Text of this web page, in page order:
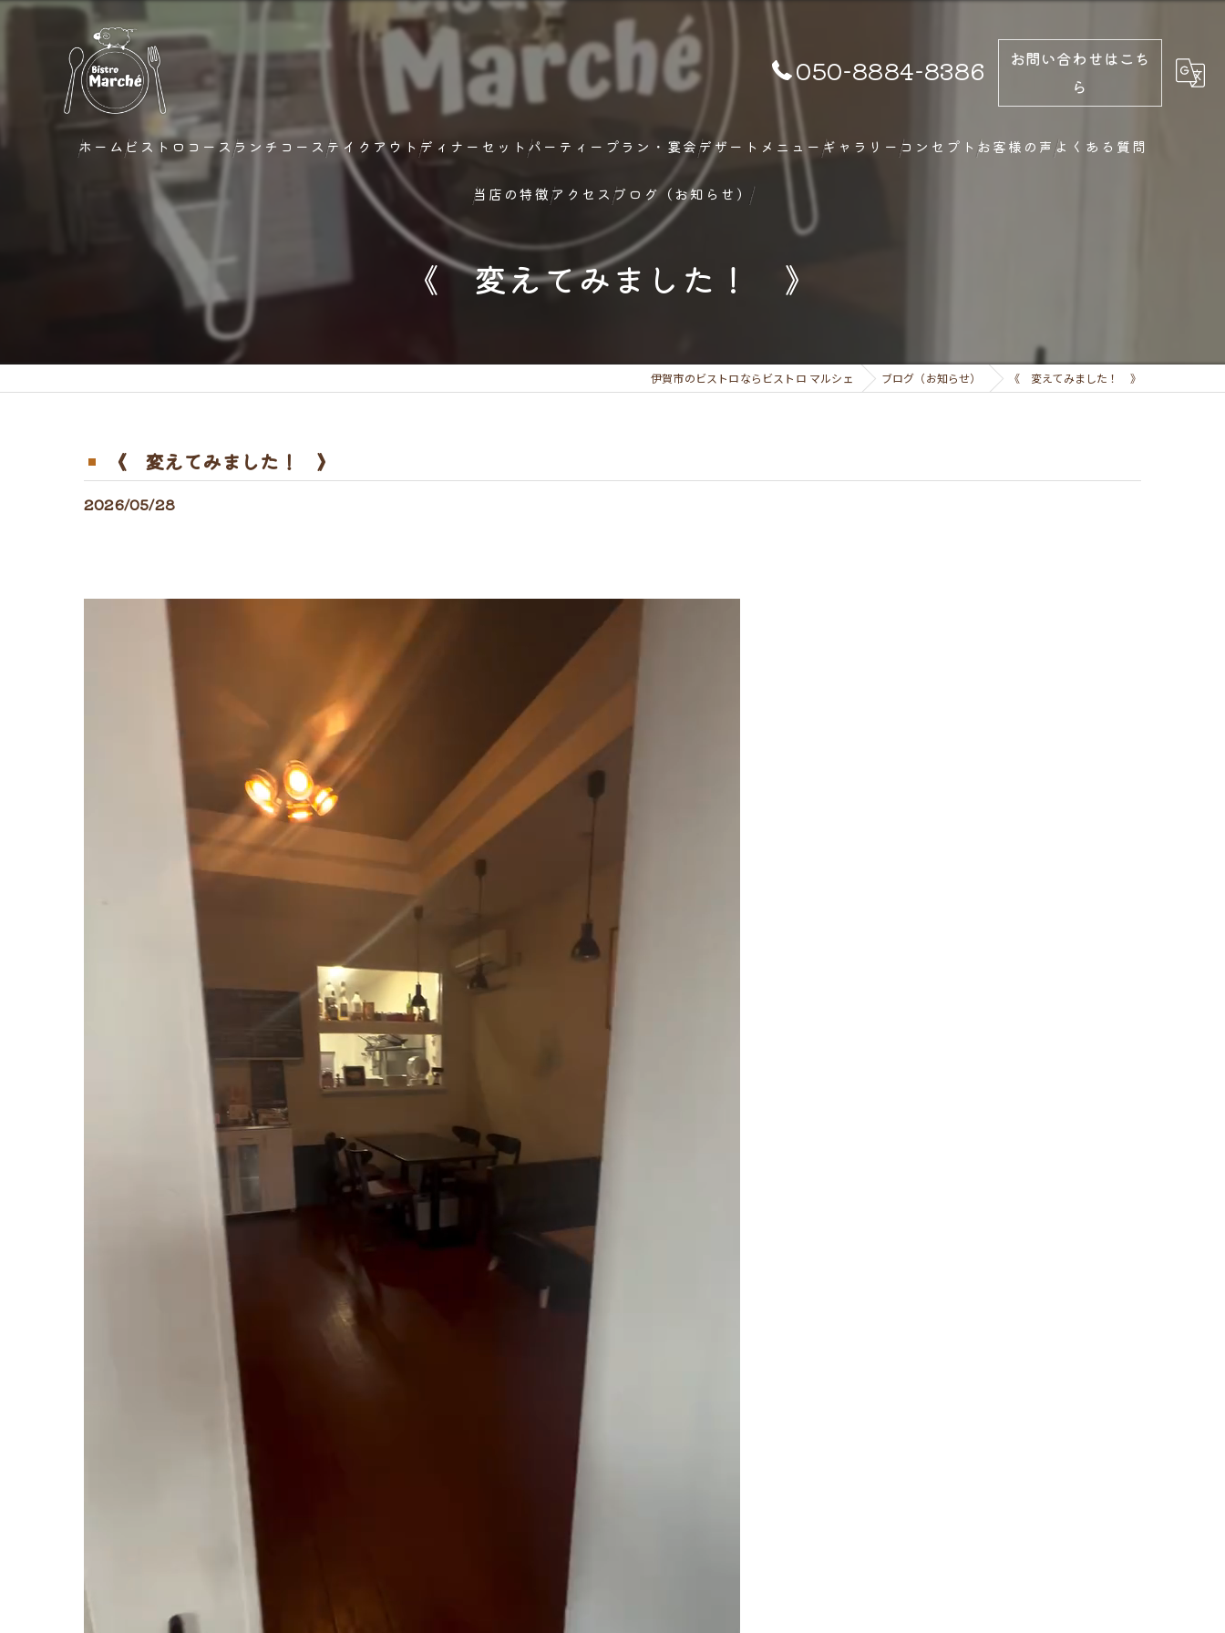
050-8884-8386
お問い合わせはこち
ら
ホームビストロコース ランチコース テイクアウト ディナーセット パーティープラン・宴会デザートメニュー ギャラリー コンセプト お客様の声 よくある質問
当店の特徴
ディナー
フレンチ
アクセス ブログ（お知らせ）
《 変えてみました！ 》
伊賀市のビストロならビストロ マルシェ ブログ（お知らせ） 《 変えてみました！ 》
《 変えてみました！ 》
2026/05/28